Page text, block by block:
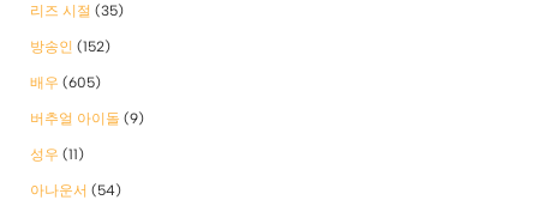
리즈 시절 (35)
방송인 (152)
배우 (605)
버추얼 아이돌 (9)
성우 (11)
아나운서 (54)